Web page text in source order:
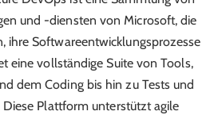
und -diensten von Microsoft, die
ihre Softwareentwicklungsprozesse
eine vollständige Suite von Tools,
dem Coding bis hin zu Tests und
Diese Plattform unterstützt agile